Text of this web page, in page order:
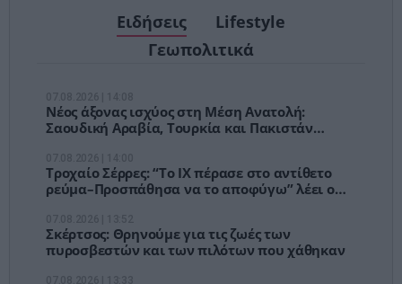
Ειδήσεις
Lifestyle
Γεωπολιτικά
Νέος άξονας ισχύος στη Μέση Ανατολή:
Σαουδική Αραβία, Τουρκία και Πακιστάν
Τροχαίο Σέρρες: “Το ΙΧ πέρασε στο αντίθετο
ρεύμα–Προσπάθησα να το αποφύγω” λέει ο
Σκέρτσος: Θρηνούμε για τις ζωές των
πυροσβεστών και των πιλότων που χάθηκαν